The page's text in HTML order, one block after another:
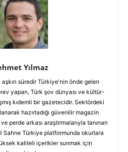
Yılmaz
aşkın süredir Türkiye'nin önde gelen
yapan, Türk şov dünyası ve kültür-
kıdemli bir gazetecidir. Sektördeki
hazırladığı güvenilir magazin
perde arkası araştırmalarıyla tanınan
Sahne Türkiye platformunda okurlara
kaliteli içerikler sunmak için